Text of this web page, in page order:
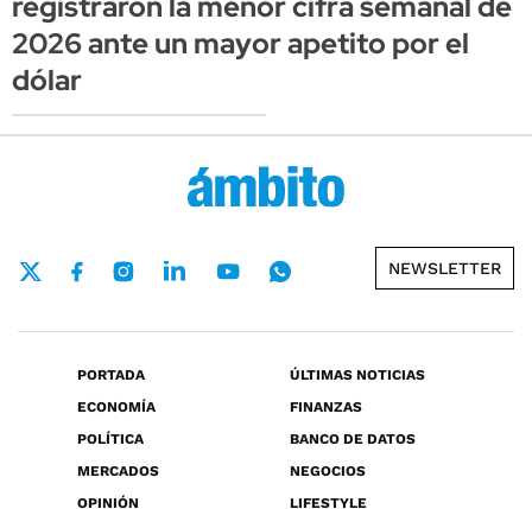
2026 ante un mayor apetito por el
dólar
NEWSLETTER
PORTADA
ÚLTIMAS NOTICIAS
ECONOMÍA
FINANZAS
POLÍTICA
BANCO DE DATOS
MERCADOS
NEGOCIOS
OPINIÓN
LIFESTYLE